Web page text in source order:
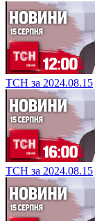
ТСН за 2024.08.15
ТСН за 2024.08.15